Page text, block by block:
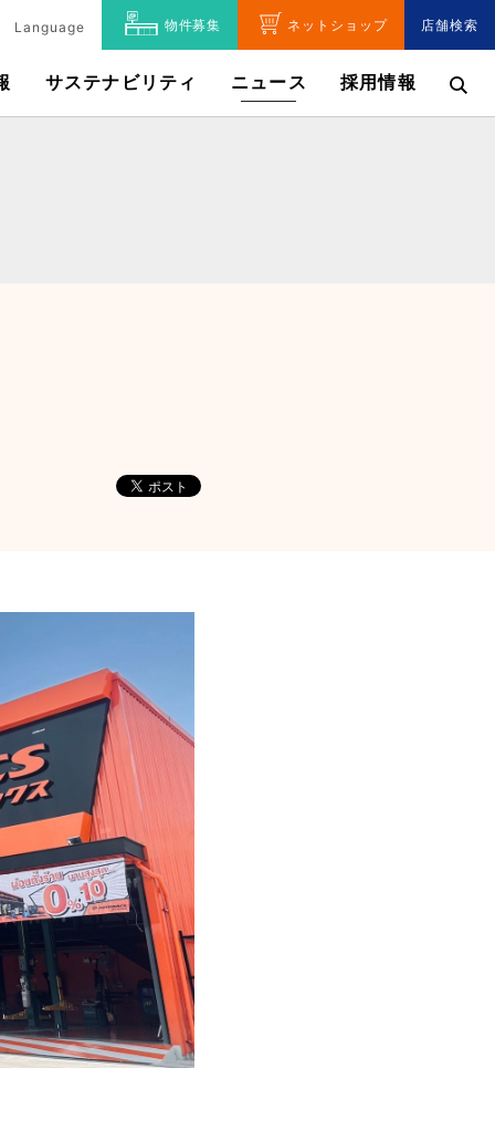
Language 物件募集 ネットショップ 店舗検索
サステナビリティ ニュース 採用情報